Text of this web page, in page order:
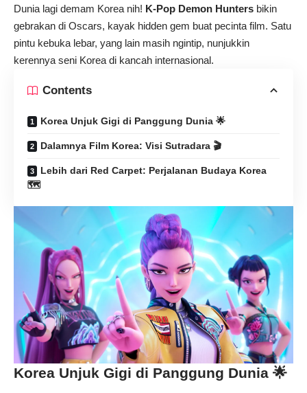
Dunia lagi demam Korea nih! K-Pop Demon Hunters bikin
gebrakan di Oscars, kayak hidden gem buat pecinta film. Satu
pintu kebuka lebar, yang lain masih ngintip, nunjukkin
kerennya seni Korea di kancah internasional.
Contents
Korea Unjuk Gigi di Panggung Dunia 🌟
Dalamnya Film Korea: Visi Sutradara 🎬
Lebih dari Red Carpet: Perjalanan Budaya Korea
🗺️
Korea Unjuk Gigi di Panggung Dunia 🌟